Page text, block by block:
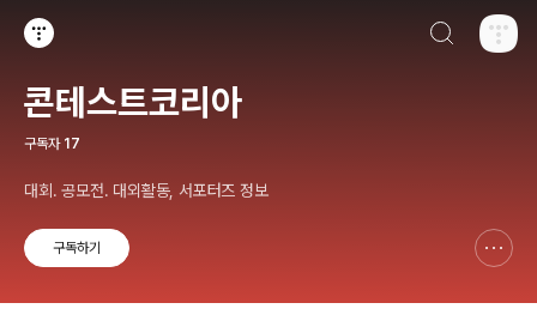
콘테스트코리아
구독자 17
대회. 공모전. 대외활동, 서포터즈 정보
구독하기